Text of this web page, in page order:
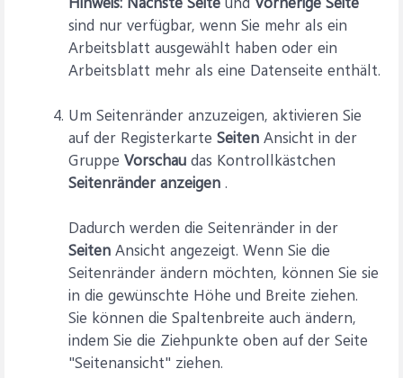
sind nur verfügbar, wenn Sie mehr als ein
Arbeitsblatt ausgewählt haben oder ein
Arbeitsblatt mehr als eine Datenseite enthält.
Um Seitenränder anzuzeigen, aktivieren Sie
auf der Registerkarte Seiten Ansicht in der
Gruppe Vorschau das Kontrollkästchen
Seitenränder anzeigen .
Dadurch werden die Seitenränder in der
Seiten Ansicht angezeigt. Wenn Sie die
Seitenränder ändern möchten, können Sie sie
in die gewünschte Höhe und Breite ziehen.
Sie können die Spaltenbreite auch ändern,
indem Sie die Ziehpunkte oben auf der Seite
"Seitenansicht" ziehen.